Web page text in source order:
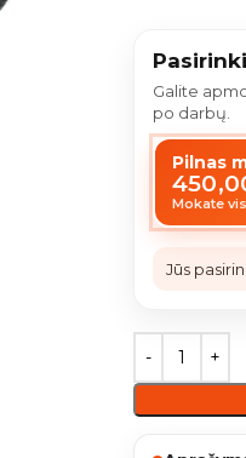
Galite
po darbų.
Pilnas
Mokate
Jūs